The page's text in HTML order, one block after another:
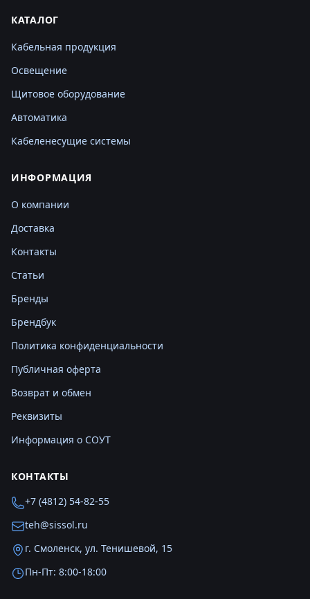
КАТАЛОГ
Кабельная продукция
Освещение
Щитовое оборудование
Автоматика
Кабеленесущие системы
ИНФОРМАЦИЯ
О компании
Доставка
Контакты
Статьи
Бренды
Брендбук
Политика конфиденциальности
Публичная оферта
Возврат и обмен
Реквизиты
Информация о СОУТ
КОНТАКТЫ
+7 (4812) 54-82-55
teh@sissol.ru
г. Смоленск, ул. Тенишевой, 15
Пн-Пт: 8:00-18:00